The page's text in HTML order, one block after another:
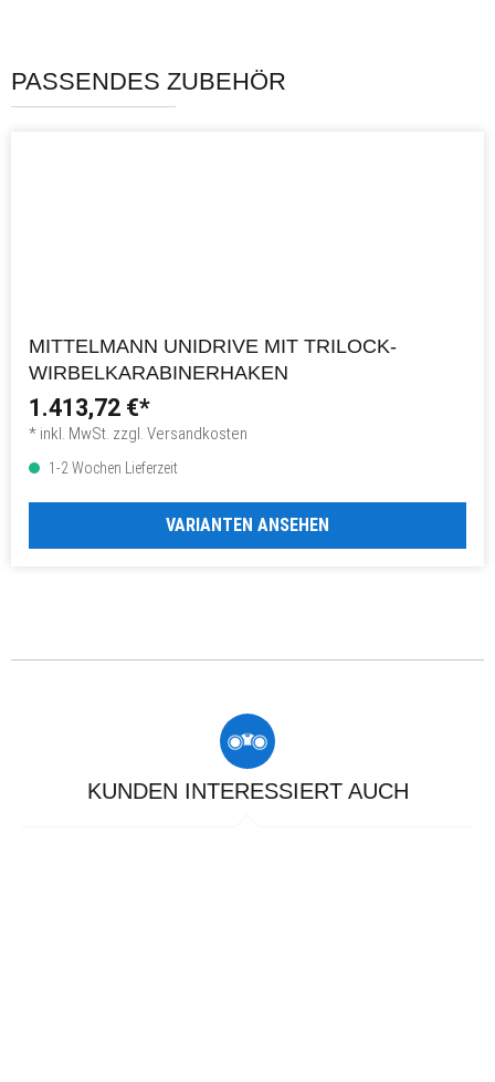
PASSENDES ZUBEHÖR
MITTELMANN UNIDRIVE MIT TRILOCK-
WIRBELKARABINERHAKEN
1.413,72 €*
* inkl. MwSt. zzgl. Versandkosten
1-2 Wochen Lieferzeit
VARIANTEN ANSEHEN
KUNDEN INTERESSIERT AUCH